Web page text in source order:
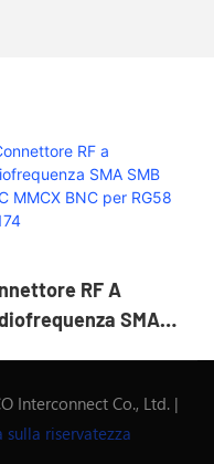
RF A
SMA
Interconnect Co., Ltd. |
riservatezza